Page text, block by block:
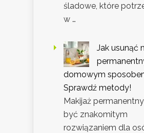
śladowe, które
w …
Jak usunąć
domowym
Sprawdź metody!
Makijaż
być znakomitym
rozwiązaniem dla